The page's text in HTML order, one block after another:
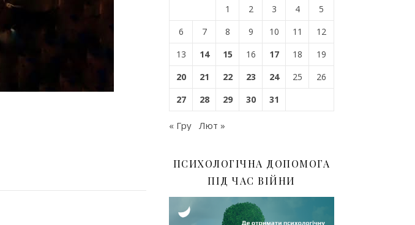
1
2 3 4
5
6
7 8 9 10 11
12
13
14 15 16 17 18
19
20
21 22 23 24 25
26
27
28 29 30 31
« Гру Лют »
ПСИХОЛОГІЧНА ДОПОМОГА
ПІД ЧАС ВІЙНИ